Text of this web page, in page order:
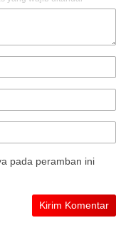
pada peramban ini